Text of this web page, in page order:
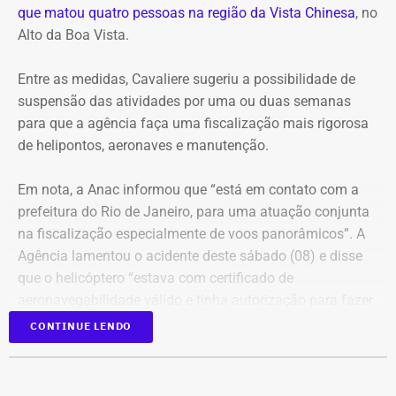
criar o roteiro. É uma homenagem justa, mais do que
merecida”, diz Nireu, de 82 anos, que tem uma relação de
escritor ainda garoto, em Alagoas, onde nasceu.
moradores, comerciantes, trabalhadores e visitantes.
que matou quatro pessoas na região da Vista Chinesa, no
Alto da Boa Vista.
Entre as medidas, Cavaliere sugeriu a possibilidade de
suspensão das atividades por uma ou duas semanas
para que a agência faça uma fiscalização mais rigorosa
de helipontos, aeronaves e manutenção.
Em nota, a Anac informou que “está em contato com a
prefeitura do Rio de Janeiro, para uma atuação conjunta
na fiscalização especialmente de voos panorâmicos”. A
Agência lamentou o acidente deste sábado (08) e disse
que o helicóptero “estava com certificado de
serviço aéreo especializado (SAE) de voo panorâmico,
conforme informações do Registro Aeronáutico Brasileiro
CONTINUE LENDO